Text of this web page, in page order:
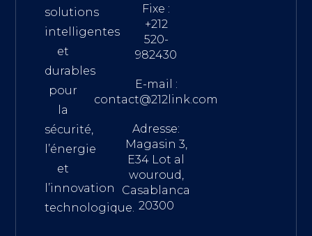
solutions
intelligentes
et
durables
pour
la
sécurité,
l’énergie
et
l’innovation
technologique.
Fixe :
+212
520-
982430
E-mail :
contact@212link.com
Adresse:
Magasin 3,
E34 Lot al
wouroud,
Casablanca
20300